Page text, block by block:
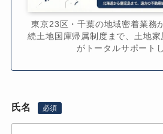
東京23区・千葉の地域密着業務
続土地国庫帰属制度まで、土地
がトータルサポート
氏名 必須